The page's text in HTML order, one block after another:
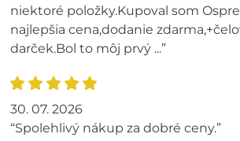
niektoré položky.Kupoval som
najlepšia cena,dodanie
darček.Bol to môj prvý ...”
30. 07. 2026
“Spolehlivý nákup za dobré ceny.”